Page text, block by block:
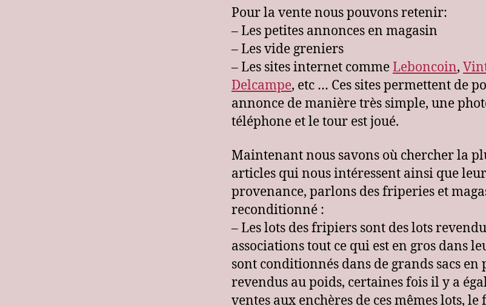
Pour la vente nous pouvons retenir:
– Les petites annonces en magasin
– Les vide greniers
– Les sites internet commeLeboncoin,
Delcampe, etc … Ces sites permettent de
annonce de manière très simple, une
téléphone et le tour est joué.
Maintenant nous savons où chercher la
articles qui nous intéressent ainsi que
provenance, parlons des friperies et
reconditionné :
– Les lots des fripiers sont des lots
associations tout ce qui est en gros dans
sont conditionnés dans de grands sacs en
revendus au poids, certaines fois il y a
ventes aux enchères de ces mêmes lots,